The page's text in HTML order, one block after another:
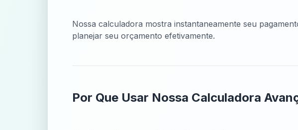
Nossa calculadora mostra instantaneamente seu
planejar seu orçamento efetivamente.
Por Que Usar Nossa Calculadora